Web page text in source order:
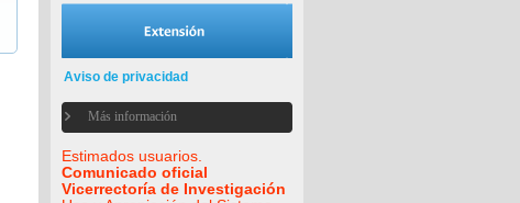
Aviso de privacidad
Más información
Estimados usuarios.
Comunicado oficial
Vicerrectoría de Investigación